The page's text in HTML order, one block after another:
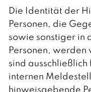
Die Identität der
Personen, die
sowie sonstiger in
Personen,
sind
internen
hinweisgebende